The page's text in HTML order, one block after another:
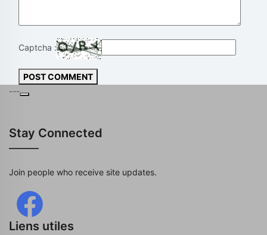
Captcha :
POST COMMENT
---
Stay Connected
Join people who receive site updates.
Liens utiles